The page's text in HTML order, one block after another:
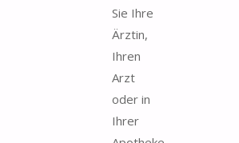
Sie Ihre
Ärztin,
Ihren
Arzt
oder in
Ihrer